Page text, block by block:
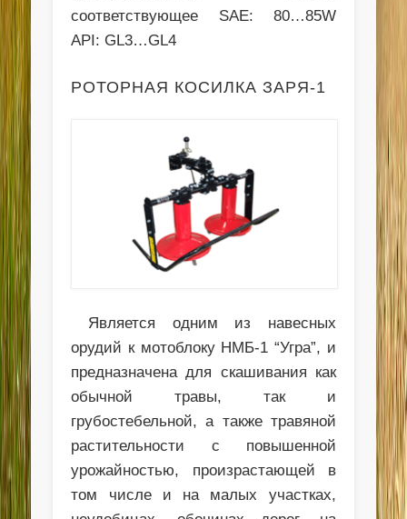
соответствующее SAE: 80…85W
API: GL3…GL4
РОТОРНАЯ КОСИЛКА ЗАРЯ-1
Является одним из навесных
орудий к мотоблоку НМБ-1 “Угра”, и
предназначена для скашивания как
обычной травы, так и
грубостебельной, а также травяной
растительности с повышенной
урожайностью, произрастающей в
том числе и на малых участках,